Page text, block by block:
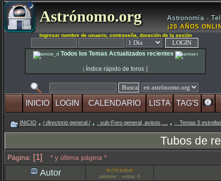
Astrónomo.org Astronomía ·
¡20 AÑOS
Ingresar nombre de usuario, contraseña, duración de la sesión
Todos los Temas Actualizados recientes
| Índice rápido de foros |
INICIO LOGIN CALENDARIO LISTA TAG'S
INICIO / directorio general / · sub-Foro general, avisos, ... ·· Temas 5
Tubos de
Página: [1] * y última página *
Autor astrons: votos: 0